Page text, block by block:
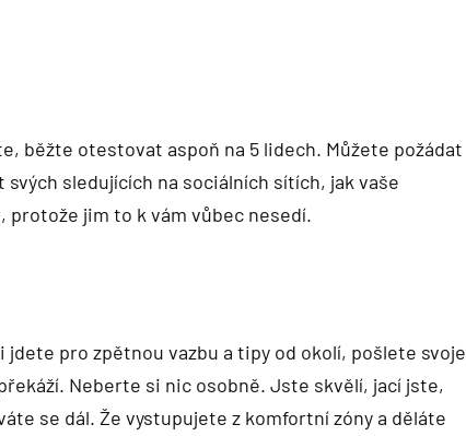
běžte otestovat aspoň na 5 lidech. Můžete požádat
sledujících na sociálních sítích, jak vaše
protože jim to k vám vůbec nesedí.
pro zpětnou vazbu a tipy od okolí, pošlete svoje
Neberte si nic osobně. Jste skvělí, jací jste,
se dál. Že vystupujete z komfortní zóny a děláte